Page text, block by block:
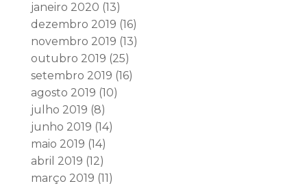
janeiro 2020 (13)
dezembro 2019 (16)
novembro 2019 (13)
outubro 2019 (25)
setembro 2019 (16)
agosto 2019 (10)
julho 2019 (8)
junho 2019 (14)
maio 2019 (14)
abril 2019 (12)
março 2019 (11)